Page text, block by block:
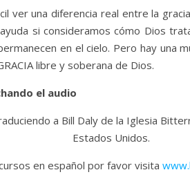
ver una diferencia real entre la
si consideramos cómo Dios
en el cielo. Pero hay una
libre y soberana de Dios.
el audio
a Bill Daly de la Iglesia
Estados Unidos.
en español por favor visita